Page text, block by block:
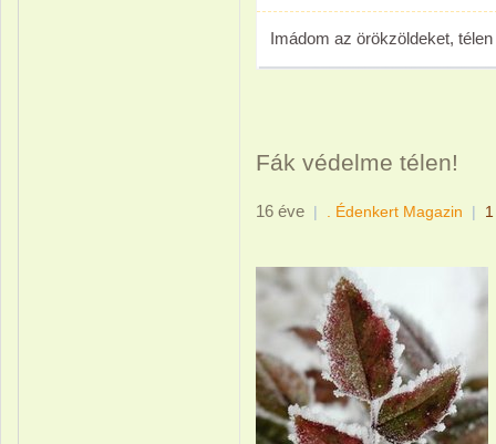
Imádom az örökzöldeket,
Fák védelme télen!
16 éve | . Édenkert Magazin |